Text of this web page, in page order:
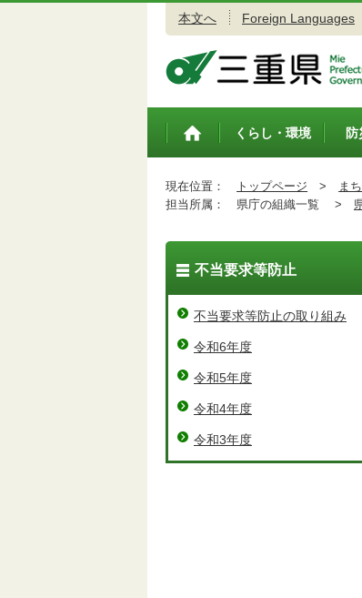
本文へ Foreign Languages
トップペ
くらし・環境
現在位置： トップページ > ま
担当所属：
県庁の組織一覧 >
不当要求等防止
不当要求等防止の取り組み
令和6年度
令和5年度
令和4年度
令和3年度